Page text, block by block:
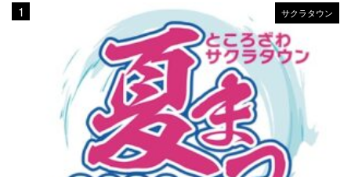
サクラタウン